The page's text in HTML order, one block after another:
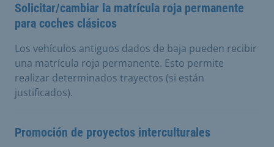
Solicitar/cambiar la matrícula roja permanente
para coches clásicos
Los vehículos antiguos dados de baja pueden recibir
una matrícula roja permanente. Esto permite
realizar determinados trayectos (si están
justificados).
Promoción de proyectos interculturales